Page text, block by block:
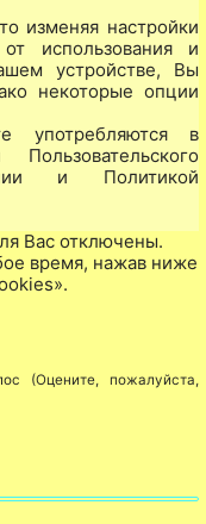
изменяя настройки
использования и
устройстве, Вы
некоторые опции
употребляются в
и Политикой
Вас отключены.
время, нажав ниже
(Оцените, пожалуйста,